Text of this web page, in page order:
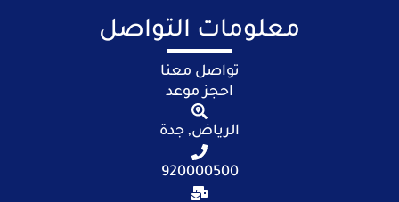
معلومات التواصل
تواصل معنا
احجز موعد
الرياض, جدة
920000500